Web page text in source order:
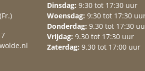
Dinsdag: 9:30 tot 17:30 uur
Woensdag: 9:30 tot 17:30
Donderdag: 9.30 tot 17:30
Vrijdag: 9.30 tot 17:30 uur
Zaterdag: 9.30 tot 17:00 uur